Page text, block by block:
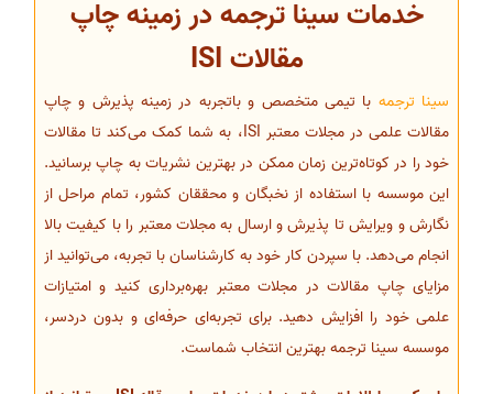
خدمات سینا ترجمه در زمینه چاپ
مقالات ISI
سینا ترجمه با تیمی متخصص و باتجربه در زمینه پذیرش و چاپ
مقالات علمی در مجلات معتبر ISI، به شما کمک می‌کند تا مقالات
خود را در کوتاه‌ترین زمان ممکن در بهترین نشریات به چاپ برسانید.
این موسسه با استفاده از نخبگان و محققان کشور، تمام مراحل از
نگارش و ویرایش تا پذیرش و ارسال به مجلات معتبر را با کیفیت بالا
انجام می‌دهد. با سپردن کار خود به کارشناسان با تجربه، می‌توانید از
مزایای چاپ مقالات در مجلات معتبر بهره‌برداری کنید و امتیازات
علمی خود را افزایش دهید. برای تجربه‌ای حرفه‌ای و بدون دردسر،
موسسه سینا ترجمه بهترین انتخاب شماست.